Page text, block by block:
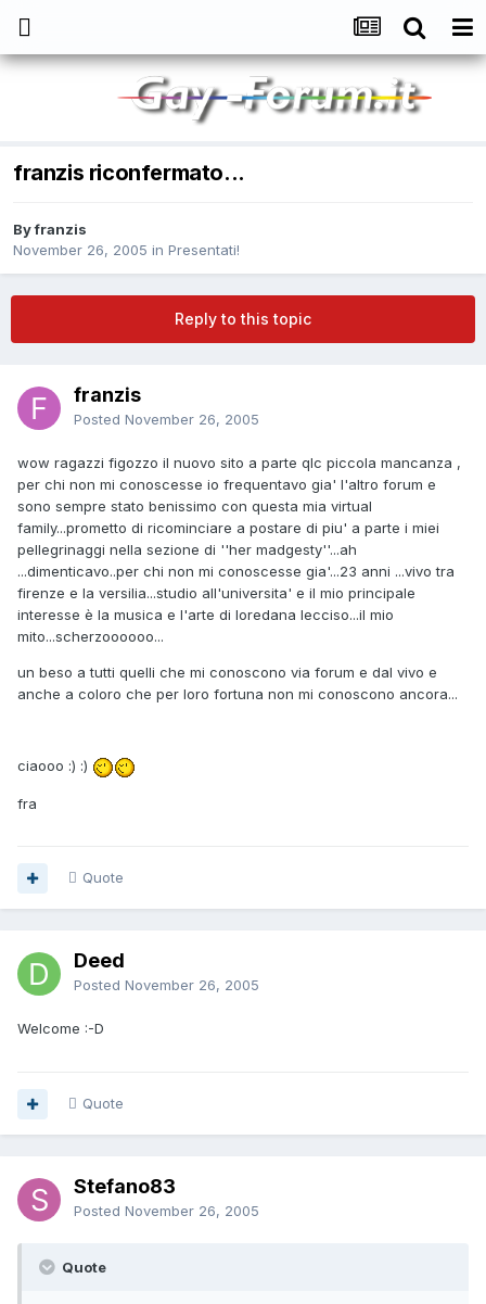
franzis riconfermato...
Byfranzis
November 26, 2005 in Presentati!
Reply to this topic
franzis
Posted November 26, 2005
wow ragazzi figozzo il nuovo sito a parte qlc piccola mancanza ,
per chi non mi conoscesse io frequentavo gia' l'altro forum e
sono sempre stato benissimo con questa mia virtual
family...prometto di ricominciare a postare di piu' a parte i miei
pellegrinaggi nella sezione di ''her madgesty''...ah
...dimenticavo..per chi non mi conoscesse gia'...23 anni ...vivo tra
firenze e la versilia...studio all'universita' e il mio principale
interesse è la musica e l'arte di loredana lecciso...il mio
mito...scherzoooooo...
un beso a tutti quelli che mi conoscono via forum e dal vivo e
anche a coloro che per loro fortuna non mi conoscono ancora...
ciaooo :) :)
fra
Quote
Deed
Posted November 26, 2005
Welcome :-D
Quote
Stefano83
Posted November 26, 2005
Quote